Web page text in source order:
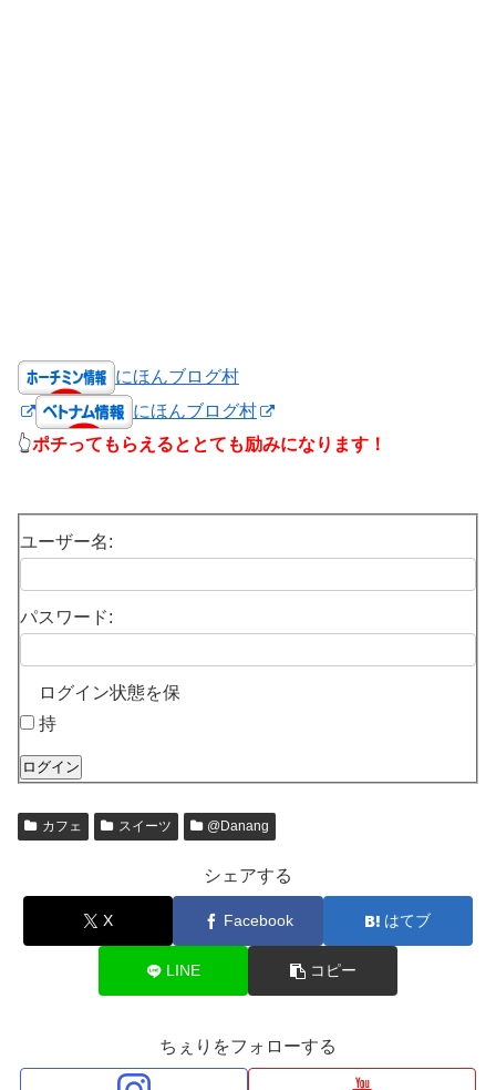
にほんブログ村
にほんブログ村
👆ポチってもらえるととても励みになります！
ユーザー名:
パスワード:
ログイン状態を保
持
ログイン
カフェ スイーツ @Danang
シェアする
X Facebook はてブ
LINE コピー
ちぇりをフォローする